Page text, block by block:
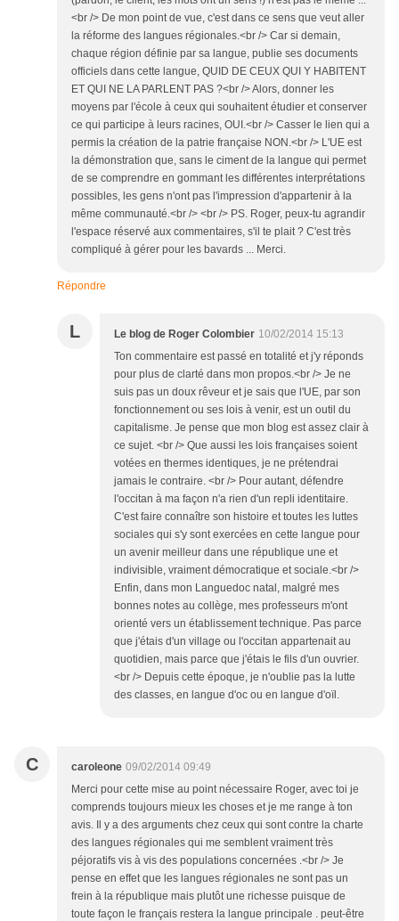
<br /> De mon point de vue, c'est dans ce sens que veut aller
la réforme des langues régionales.<br /> Car si demain,
chaque région définie par sa langue, publie ses documents
officiels dans cette langue, QUID DE CEUX QUI Y HABITENT
ET QUI NE LA PARLENT PAS ?<br /> Alors, donner les
moyens par l'école à ceux qui souhaitent étudier et conserver
ce qui participe à leurs racines, OUI.<br /> Casser le lien qui a
permis la création de la patrie française NON.<br /> L'UE est
la démonstration que, sans le ciment de la langue qui permet
de se comprendre en gommant les différentes interprétations
possibles, les gens n'ont pas l'impression d'appartenir à la
même communauté.<br /> <br /> PS. Roger, peux-tu agrandir
l'espace réservé aux commentaires, s'il te plait ? C'est très
compliqué à gérer pour les bavards ... Merci.
Répondre
L Le blog de Roger Colombier 10/02/2014 15:13
Ton commentaire est passé en totalité et j'y réponds
pour plus de clarté dans mon propos.<br /> Je ne
suis pas un doux rêveur et je sais que l'UE, par son
fonctionnement ou ses lois à venir, est un outil du
capitalisme. Je pense que mon blog est assez clair à
ce sujet. <br /> Que aussi les lois françaises soient
votées en thermes identiques, je ne prétendrai
jamais le contraire. <br /> Pour autant, défendre
l'occitan à ma façon n'a rien d'un repli identitaire.
C'est faire connaître son histoire et toutes les luttes
sociales qui s'y sont exercées en cette langue pour
un avenir meilleur dans une république une et
indivisible, vraiment démocratique et sociale.<br />
Enfin, dans mon Languedoc natal, malgré mes
bonnes notes au collège, mes professeurs m'ont
orienté vers un établissement technique. Pas parce
que j'étais d'un village ou l'occitan appartenait au
quotidien, mais parce que j'étais le fils d'un ouvrier.
<br /> Depuis cette époque, je n'oublie pas la lutte
des classes, en langue d'oc ou en langue d'oïl.
C caroleone 09/02/2014 09:49
Merci pour cette mise au point nécessaire Roger, avec toi je
comprends toujours mieux les choses et je me range à ton
avis. Il y a des arguments chez ceux qui sont contre la charte
des langues régionales qui me semblent vraiment très
péjoratifs vis à vis des populations concernées .<br /> Je
pense en effet que les langues régionales ne sont pas un
frein à la république mais plutôt une richesse puisque de
toute façon le français restera la langue principale . peut-être